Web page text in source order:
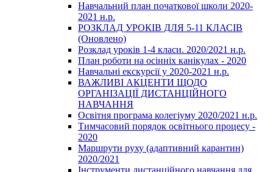
Навчальний план початкової школи 2020-
2021 н.р.
РОЗКЛАД УРОКІВ ДЛЯ 5-11 КЛАСІВ
(Оновлено)
Розклад уроків 1-4 класи. 2020/2021 н.р.
План роботи на осінніх канікулах - 2020
Навчальні екскурсії у 2020-2021 н.р.
ВАЖЛИВІ АКЦЕНТИ ЩОДО
ОРГАНІЗАЦІЇ ДИСТАНЦІЙНОГО
НАВЧАННЯ
Освітня програма колегіуму 2020/2021 н.р.
Тимчасовий порядок освітнього процесу -
2020
Маршрути руху (адаптивний карантин)
2020/2021